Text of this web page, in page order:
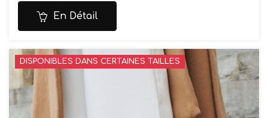
En Détail
DISPONIBLES DANS CERTAINES TAILLES